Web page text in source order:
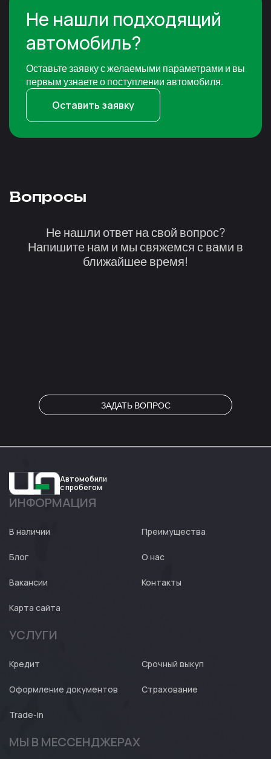
Не нашли подходящий
автомобиль?
Оставьте заявку с желаемыми параметрами и вы
первым узнаете о поступлении автомобиля.
Оставить заявку
Вопросы
Не нашли ответ на свой вопрос?
Напишите нам и мы свяжемся с вами в
ближайшее время!
ЗАДАТЬ ВОПРОС
Авто
Автомобили
с пробегом
ИНФОРМАЦИЯ
В наличии Преимущества
Блог О нас
Вакансии Контакты
Карта сайта
УСЛУГИ
Кредит Срочный выкуп
Оформление документов Страхование
Trade-in
МЫ В МЕССЕНДЖЕРАХ